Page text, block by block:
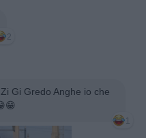
2
Gi Gredo Anghe io che
1